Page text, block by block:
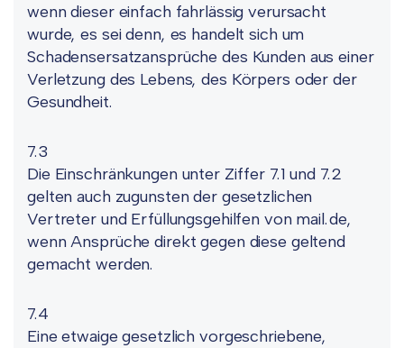
wenn dieser einfach fahrlässig verursacht
wurde, es sei denn, es handelt sich um
Schadensersatzansprüche des Kunden aus einer
Verletzung des Lebens, des Körpers oder der
Gesundheit.
7.3
Die Einschränkungen unter Ziffer 7.1 und 7.2
gelten auch zugunsten der gesetzlichen
Vertreter und Erfüllungsgehilfen von mail.de,
wenn Ansprüche direkt gegen diese geltend
gemacht werden.
7.4
Eine etwaige gesetzlich vorgeschriebene,